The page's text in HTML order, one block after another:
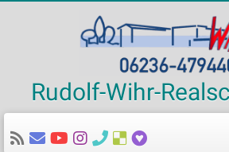
Rudolf-Wihr-